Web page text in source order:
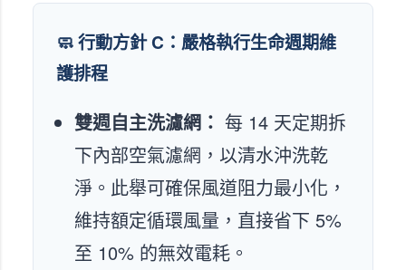
🧼 行動方針 C：嚴格執行生命週期維
護排程
雙週自主洗濾網： 每 14 天定期拆
下內部空氣濾網，以清水沖洗乾
淨。此舉可確保風道阻力最小化，
維持額定循環風量，直接省下 5%
至 10% 的無效電耗。